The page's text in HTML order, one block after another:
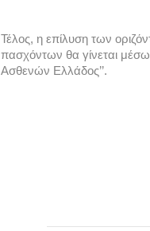
Τέλος, η επίλυση των
πασχόντων θα γίνεται
Ασθενών Ελλάδος’’.